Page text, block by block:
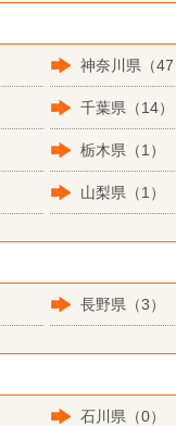
神奈川県（47
千葉県（14）
栃木県（1）
山梨県（1）
長野県（3）
石川県（0）